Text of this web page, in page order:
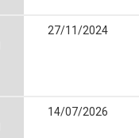
27/11/2024
14/07/2026